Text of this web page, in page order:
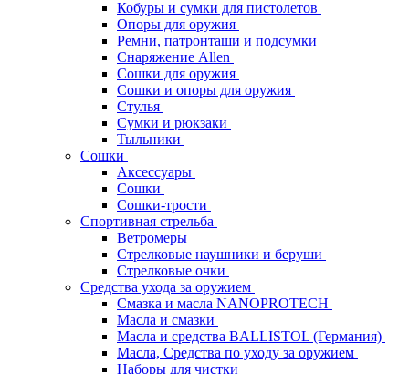
Кобуры и сумки для пистолетов
Опоры для оружия
Ремни, патронташи и подсумки
Снаряжение Allen
Сошки для оружия
Сошки и опоры для оружия
Стулья
Сумки и рюкзаки
Тыльники
Сошки
Аксессуары
Сошки
Сошки-трости
Спортивная стрельба
Ветромеры
Стрелковые наушники и беруши
Стрелковые очки
Средства ухода за оружием
Смазка и масла NANOPROTECH
Масла и смазки
Масла и средства BALLISTOL (Германия)
Масла, Средства по уходу за оружием
Наборы для чистки